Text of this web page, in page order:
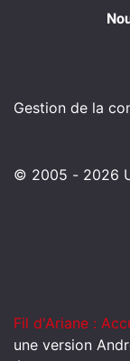
Gestion de la
© 2005 - 2026
Fil d'Ariane :
une version